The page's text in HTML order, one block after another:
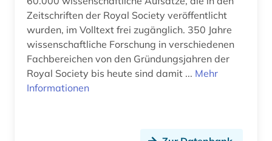
Zeitschriften der Royal Society veröffentlicht
wurden, im Volltext frei zugänglich. 350 Jahre
wissenschaftliche Forschung in verschiedenen
Fachbereichen von den Gründungsjahren der
Royal Society bis heute sind damit ... Mehr
Informationen